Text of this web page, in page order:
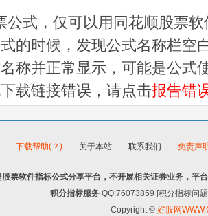
公式，仅可以用同花顺股票
的时候，发现公式名称栏空
称并正常显示，可能是公式
载链接错误，请点击报告错
- 下载帮助(？) - 关于本站 - 联系我们 - 免责声
票软件指标公式分享平台，不开展相关证券业务，平
积分指标服务 QQ:76073859 [积分指标问
Copyright © 好股网